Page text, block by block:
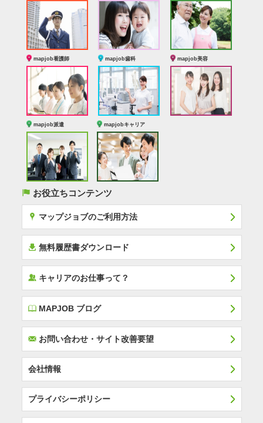
mapjob看護師 mapjob歯科 mapjob美容
mapjob派遣 mapjobキャリア
( お役立ちコンテンツ
x マップジョブのご利用方法
í 無料履歴書ダウンロード
‰キャリアのお仕事って？
EMAPJOB ブログ
Fお問い合わせ・サイト改善要望
会社情報
プライバシーポリシー